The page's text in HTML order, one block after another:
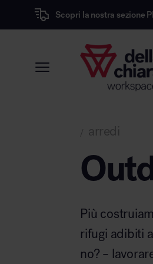
la nostra sezione PRONTA
Pronta
Sedute
Pareti divisorie
Comfort acustico
Accessori
Arredo area
arredi
Più
rifugi adibiti
no? –